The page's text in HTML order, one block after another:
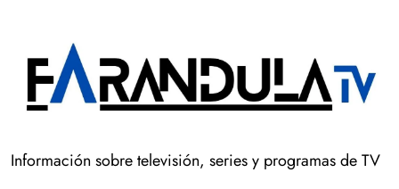
Información sobre televisión, series y programas de TV